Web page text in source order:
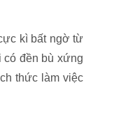
kì bất ngờ từ
đền bù xứng
thức làm việc